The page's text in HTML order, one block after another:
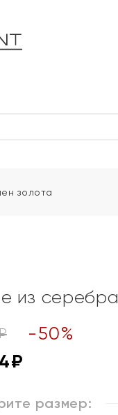
золота
из серебра
-50%
₽
размер: